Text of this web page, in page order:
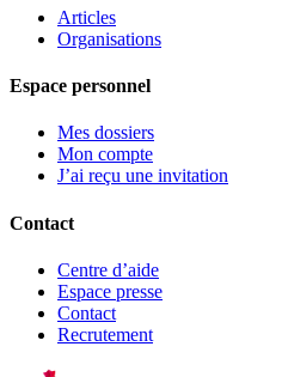
Articles
Organisations
Espace personnel
Mes dossiers
Mon compte
J’ai reçu une invitation
Contact
Centre d’aide
Espace presse
Contact
Recrutement